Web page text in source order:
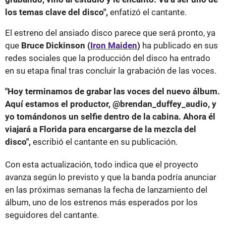
los temas clave del disco", enfatizó el cantante.
El estreno del ansiado disco parece que será pronto, ya
que Bruce Dickinson (Iron Maiden) ha publicado en sus
redes sociales que la producción del disco ha entrado
en su etapa final tras concluir la grabación de las voces.
"Hoy terminamos de grabar las voces del nuevo álbum.
Aquí estamos el productor, @brendan_duffey_audio, y
yo tomándonos un selfie dentro de la cabina. Ahora él
viajará a Florida para encargarse de la mezcla del
disco", escribió el cantante en su publicación.
Con esta actualización, todo indica que el proyecto
avanza según lo previsto y que la banda podría anunciar
en las próximas semanas la fecha de lanzamiento del
álbum, uno de los estrenos más esperados por los
seguidores del cantante.